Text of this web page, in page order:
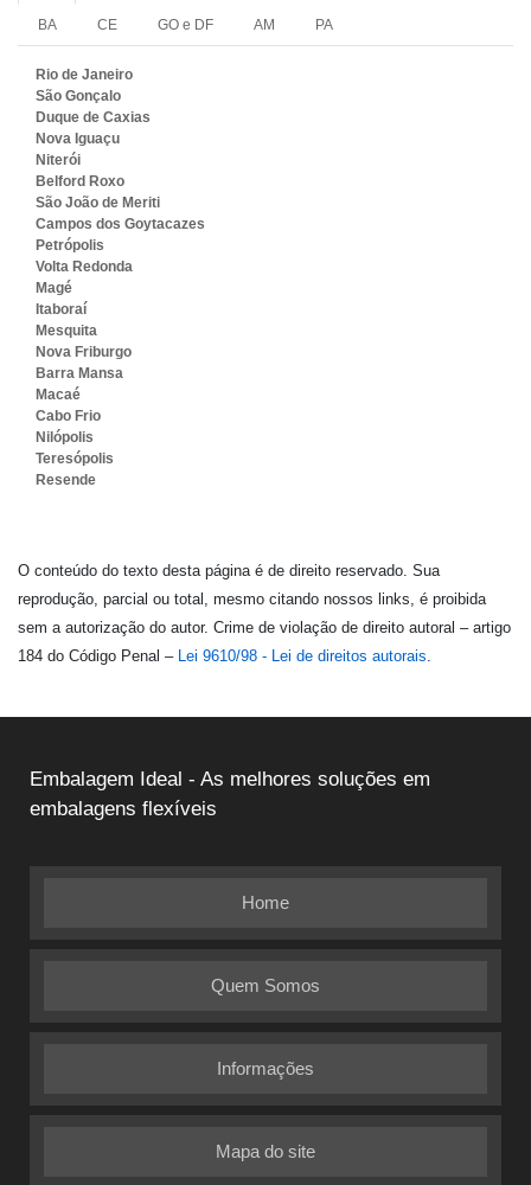
BA CE GO e DF AM PA
Rio de Janeiro
São Gonçalo
Duque de Caxias
Nova Iguaçu
Niterói
Belford Roxo
São João de Meriti
Campos dos Goytacazes
Petrópolis
Volta Redonda
Magé
Itaboraí
Mesquita
Nova Friburgo
Barra Mansa
Macaé
Cabo Frio
Nilópolis
Teresópolis
Resende
O conteúdo do texto desta página é de direito reservado. Sua
reprodução, parcial ou total, mesmo citando nossos links, é proibida
sem a autorização do autor. Crime de violação de direito autoral – artigo
184 do Código Penal – Lei 9610/98 - Lei de direitos autorais.
Embalagem Ideal - As melhores soluções em
embalagens flexíveis
Home
Quem Somos
Informações
Mapa do site